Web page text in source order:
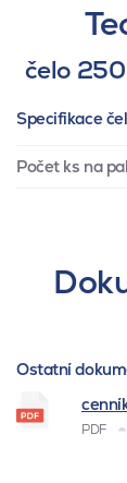
čelo
Specifikace
Počet ks na
Ostatní
PDF